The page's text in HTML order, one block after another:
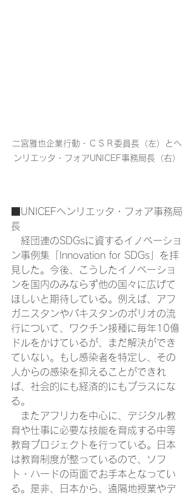
二宮雅也企業行動・ＣＳＲ委員長（左）とヘ
ンリエッタ・フォアUNICEF事務局長（右）
■UNICEFヘンリエッタ・フォア事務局
長
経団連のSDGsに資するイノベーショ
ン事例集「Innovation for SDGs」を拝
見した。今後、こうしたイノベーショ
ンを国内のみならず他の国々に広げて
ほしいと期待している。例えば、アフ
ガニスタンやパキスタンのポリオの流
行について、ワクチン接種に毎年10億
ドルをかけているが、まだ解決ができ
ていない。もし感染者を特定し、その
人からの感染を抑えることができれ
ば、社会的にも経済的にもプラスにな
る。
またアフリカを中心に、デジタル教
育や仕事に必要な技能を育成する中等
教育プロジェクトを行っている。日本
は教育制度が整っているので、ソフ
ト・ハードの両面でお手本となってい
る。是非、日本から、遠隔地授業やデ